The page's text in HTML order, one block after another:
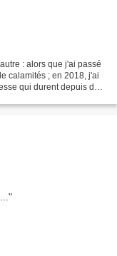
: alors que j'ai passé
calamités ; en 2018, j'ai
qui durent depuis des